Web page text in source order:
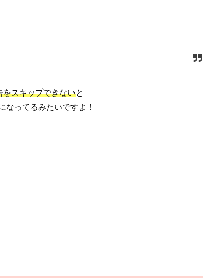
をスキップできないと
なってるみたいですよ！